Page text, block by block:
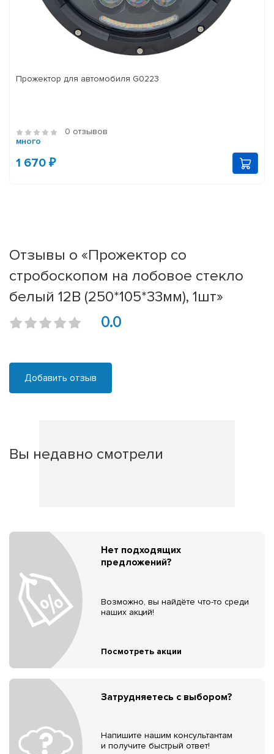
Прожектор для автомобиля G0223
0 отзывов
много
1 670 ₽
Отзывы о «Прожектор со
стробоскопом на лобовое стекло
белый 12В (250*105*33мм), 1шт»
0.0
Добавить отзыв
Вы недавно смотрели
Нет подходящих
предложений?
Возможно, вы найдёте что-то среди
наших акций!
Посмотреть акции
Затрудняетесь с выбором?
Напишите нашим консультантам
и получите быстрый ответ!